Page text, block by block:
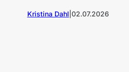
Kristina Dahl 02.07.2026